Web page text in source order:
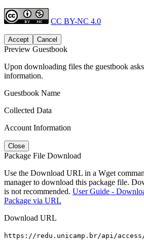
CC BY-NC 4.0
Accept Cancel
Preview Guestbook
Upon downloading files the guestbook
information.
Guestbook Name
Collected Data
Account Information
Close
Package File Download
Use the Download URL in a Wget
manager to download this package file.
is not recommended. User Guide -
Package via URL
Download URL
https://redu.unicamp.br/api/